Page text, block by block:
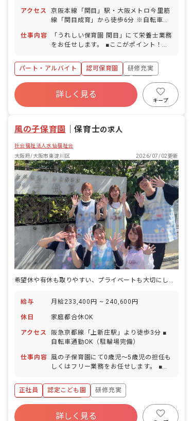
給休暇（半日単位での取得可／5日以上
の連休相談OK） ※入社半年後から10日
支給 ■慶弔休暇 ■産前産後・育児休暇
（取得率100％（16名）・復帰率
休暇 ※年間休日121日以上（2026年度
予定124日）
アクセス
京阪本線「関目」駅・大阪メトロ今里筋
線「関目成育」から徒歩6分 ※自転車通
仕事内容
「うれしい保育園 関目」にて栄養士業務
をお任せします。 ■ここがポイント！
クがある」等、ご心配はいりません！ス
タッフが丁寧にサポートします。 ▼▼具
体的にはこんなお仕事です▼▼ ＊食器洗
浄や、盛り付け補助、副菜の調理等の業
務 ＊食育の補助や準備 ＊発注作業のサ
パート・アルバイト 認可保育園
研修充実
ボーナス・賞与あり
社会保険完備
有給
福利厚生充実
退職金制度
残業少なめ
詳しく見る
キープ
風の子保育園 ｜保育士の求人
社会福祉法人水仙福祉会
大阪府/大阪市東淀川区
2026/07/02更新
希望休や有休も取りやすい、プライベートも大切にしながら働ける職場♪
給与 月給233,400円 ~ 240,600円
休日 家庭都合休OK
アクセス
阪急京都線「上新庄駅」より徒歩3分 ■
自転車通勤OK（駐輪場完備）
仕事内容 風の子保育園にて0歳児～5歳児の担任も
しくはフリー業務をお任せします。 ■具
歩、室内遊び、製作など） ・お昼ごはん
（準備、見守り、片付け） ・おむつ交換
・お昼寝の寝かしつけ ・着替え ・おや
つ（準備・見守り・片付け） ・掃除（掃
正社員 認定こども園
研修充実
ボーナス・賞与あり
寮・住宅・家賃補助あり
社会保険完備
詳しく見る